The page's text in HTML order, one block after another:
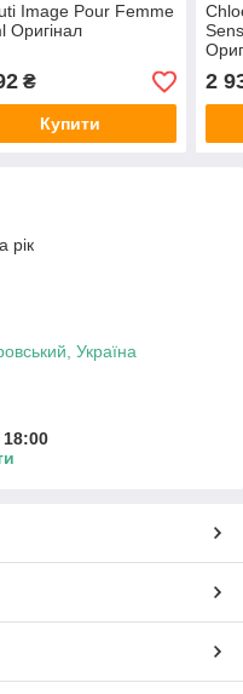
Image Pour Femme
Оригінал
₴
Купити
2
рік
Україна